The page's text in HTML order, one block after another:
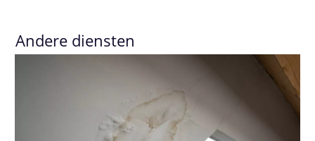
Andere diensten